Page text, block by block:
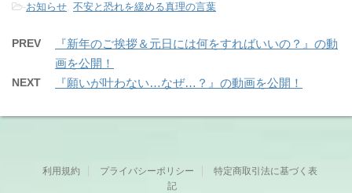
-お知らせ 不安と恐れを緩める真理の言葉
PREV
『新年のご挨拶＆元日には何をすればいいの？』の動
画を公開！
NEXT 『願いが叶わない…なぜ…？』の動画を公開！
利用規約 プライバシーポリシー
特定商取引法に基づく表
記